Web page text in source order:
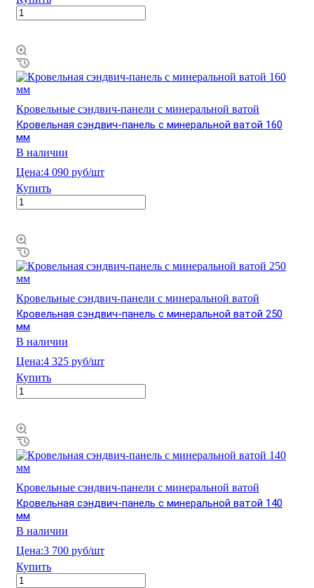
Кровельные сэндвич-панели с минеральной ватой
Кровельная сэндвич-панель с минеральной ватой 160
мм
В наличии
Цена:4 090 руб/шт
Купить
Кровельные сэндвич-панели с минеральной ватой
Кровельная сэндвич-панель с минеральной ватой 250
мм
В наличии
Цена:4 325 руб/шт
Купить
Кровельные сэндвич-панели с минеральной ватой
Кровельная сэндвич-панель с минеральной ватой 140
мм
В наличии
Цена:3 700 руб/шт
Купить